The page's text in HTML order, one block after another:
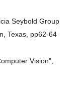
Seybold Group
Texas, pp62-64
Vision",